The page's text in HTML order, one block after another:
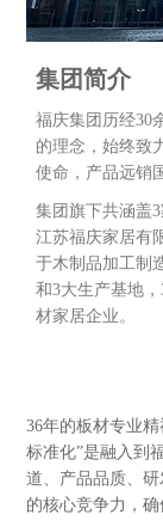
集团简介
福庆集团历经30
的理念，始终致
使命，产品远销
集团旗下共涵盖
江苏福庆家居有
于木制品加工制
和3大生产基地
材家居企业。
36年的板材专业
标准化”是融入到
道、产品品质、
的核心竞争力，